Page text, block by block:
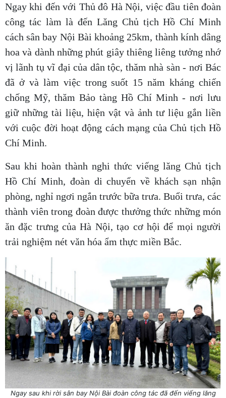
Ngay khi đến với Thủ đô Hà Nội, việc đầu tiên đoàn
công tác làm là đến Lăng Chủ tịch Hồ Chí Minh
cách sân bay Nội Bài khoảng 25km, thành kính dâng
hoa và dành những phút giây thiêng liêng tưởng nhớ
vị lãnh tụ vĩ đại của dân tộc, thăm nhà sàn - nơi Bác
đã ở và làm việc trong suốt 15 năm kháng chiến
chống Mỹ, thăm Bảo tàng Hồ Chí Minh - nơi lưu
giữ những tài liệu, hiện vật và ảnh tư liệu gắn liền
với cuộc đời hoạt động cách mạng của Chủ tịch Hồ
Chí Minh.
Sau khi hoàn thành nghi thức viếng lăng Chủ tịch
Hồ Chí Minh, đoàn di chuyển về khách sạn nhận
phòng, nghỉ ngơi ngắn trước bữa trưa. Buổi trưa, các
thành viên trong đoàn được thưởng thức những món
ăn đặc trưng của Hà Nội, tạo cơ hội để mọi người
trải nghiệm nét văn hóa ẩm thực miền Bắc.
Ngay sau khi rời sân bay Nội Bài đoàn công tác đã đến viếng lăng